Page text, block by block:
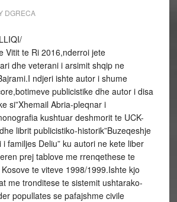
DGRECA
Vitit te Ri 2016,nderroi jete
dhe veterani i arsimit shqip ne
ndjeri ishte autor i shume
publicistike dhe autor i disa
si”Xhemail Abria-pleqnar i
kushtuar deshmorit te UCK-
librit publicistiko-historik”Buzeqeshje
familjes Deliu” ku autori ne kete liber
prej tablove me rrenqethese te
te viteve 1998/1999.Ishte kjo
me tronditese te sistemit ushtarako-
popullates se pafajshme civile